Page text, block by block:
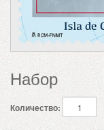
Набор
Количество: